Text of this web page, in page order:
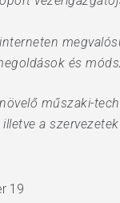
és
műszaki-
a
19